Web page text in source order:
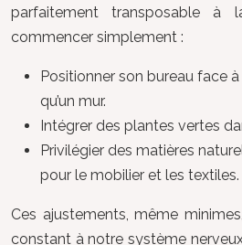
parfaitement transposable à
commencer simplement :
Positionner son bureau face
qu’un mur.
Intégrer des plantes vertes
Privilégier des matières
pour le mobilier et les textiles.
Ces ajustements, même
constant à notre système